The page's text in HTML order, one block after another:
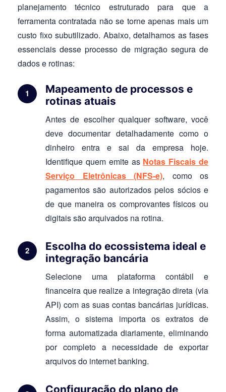
planejamento técnico estruturado para que a
ferramenta contratada não se torne apenas mais um
custo fixo subutilizado. Abaixo, detalhamos as fases
essenciais desse processo de migração segura de
dados e rotinas:
Mapeamento de processos e
rotinas atuais
Antes de escolher qualquer software, você
deve documentar detalhadamente como o
dinheiro entra e sai da empresa hoje.
Identifique quem emite as Notas Fiscais de
Serviço Eletrônicas (NFS-e), como os
pagamentos são autorizados pelos sócios e
de que maneira os comprovantes físicos ou
digitais são arquivados na rotina.
Escolha do ecossistema ideal e
integração bancária
Selecione uma plataforma contábil e
financeira que realize a integração direta (via
API) com as suas contas bancárias jurídicas.
Assim, o sistema importa os extratos de
forma automatizada diariamente, eliminando
por completo a necessidade de exportar
arquivos do internet banking.
Configuração do plano de